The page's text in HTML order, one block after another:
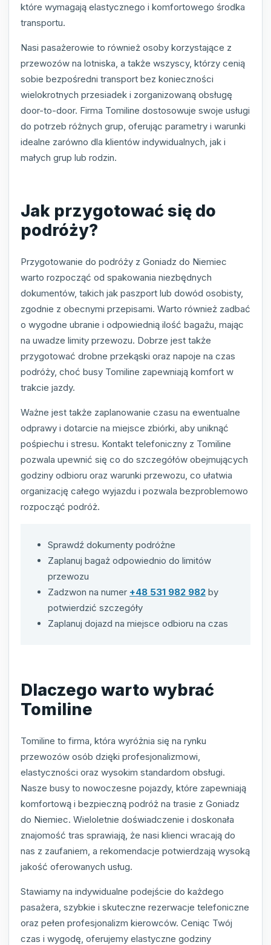
które wymagają elastycznego i komfortowego środka
transportu.
Nasi pasażerowie to również osoby korzystające z
przewozów na lotniska, a także wszyscy, którzy cenią
sobie bezpośredni transport bez konieczności
wielokrotnych przesiadek i zorganizowaną obsługę
door-to-door. Firma Tomiline dostosowuje swoje usługi
do potrzeb różnych grup, oferując parametry i warunki
idealne zarówno dla klientów indywidualnych, jak i
małych grup lub rodzin.
Jak przygotować się do
podróży?
Przygotowanie do podróży z Goniadz do Niemiec
warto rozpocząć od spakowania niezbędnych
dokumentów, takich jak paszport lub dowód osobisty,
zgodnie z obecnymi przepisami. Warto również zadbać
o wygodne ubranie i odpowiednią ilość bagażu, mając
na uwadze limity przewozu. Dobrze jest także
przygotować drobne przekąski oraz napoje na czas
podróży, choć busy Tomiline zapewniają komfort w
trakcie jazdy.
Ważne jest także zaplanowanie czasu na ewentualne
odprawy i dotarcie na miejsce zbiórki, aby uniknąć
pośpiechu i stresu. Kontakt telefoniczny z Tomiline
pozwala upewnić się co do szczegółów obejmujących
godziny odbioru oraz warunki przewozu, co ułatwia
organizację całego wyjazdu i pozwala bezproblemowo
rozpocząć podróż.
Sprawdź dokumenty podróżne
Zaplanuj bagaż odpowiednio do limitów
przewozu
Zadzwon na numer +48 531 982 982 by
potwierdzić szczegóły
Zaplanuj dojazd na miejsce odbioru na czas
Dlaczego warto wybrać
Tomiline
Tomiline to firma, która wyróżnia się na rynku
przewozów osób dzięki profesjonalizmowi,
elastyczności oraz wysokim standardom obsługi.
Nasze busy to nowoczesne pojazdy, które zapewniają
komfortową i bezpieczną podróż na trasie z Goniadz
do Niemiec. Wieloletnie doświadczenie i doskonała
znajomość tras sprawiają, że nasi klienci wracają do
nas z zaufaniem, a rekomendacje potwierdzają wysoką
jakość oferowanych usług.
Stawiamy na indywidualne podejście do każdego
pasażera, szybkie i skuteczne rezerwacje telefoniczne
oraz pełen profesjonalizm kierowców. Ceniąc Twój
czas i wygodę, oferujemy elastyczne godziny